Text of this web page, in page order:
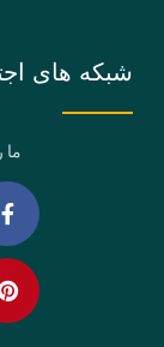
شبکه های
ما
f